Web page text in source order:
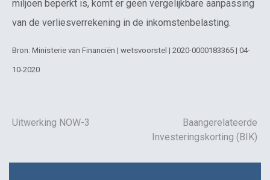
miljoen beperkt is, komt er geen vergelijkbare aanpassing
van de verliesverrekening in de inkomstenbelasting.
Bron: Ministerie van Financiën | wetsvoorstel | 2020-0000183365 | 04-
10-2020
Uitwerking NOW-3
Baangerelateerde
Investeringskorting (BIK)